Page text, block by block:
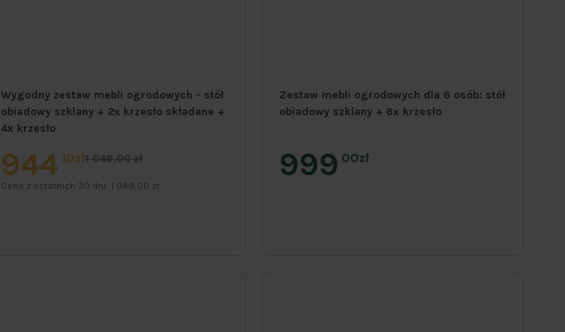
Wygodny zestaw mebli ogrodowych - stół
obiadowy szklany + 2x krzesło składane +
4x krzesło
944 10zł1 049,00 zł
Cena z ostatnich 30 dni: 1 049,00 zł
Zestaw mebli ogrodowych dla 6 osób: stół
obiadowy szklany + 6x krzesło
999 00zł